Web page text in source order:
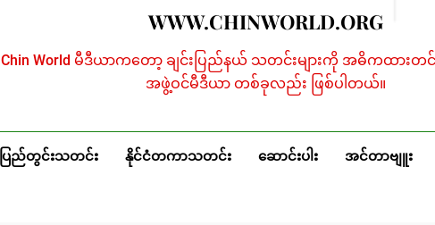
WWW.CHINWORLD.ORG
Chin World မီဒီယာကတော့ ချင်းပြည်နယ် သတင်းများကို အဓိကထားတင်
အဖွဲ့ဝင်မီဒီယာ တစ်ခုလည်း ဖြစ်ပါတယ်။
ပြည်တွင်းသတင်း နိုင်ငံတကာသတင်း ဆောင်းပါး အင်တာဗျူး